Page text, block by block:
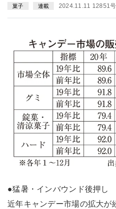
菓子 連載 2024.11.11 12851
●猛暑・インバウンド後押し
近年キャンデー市場の拡大が